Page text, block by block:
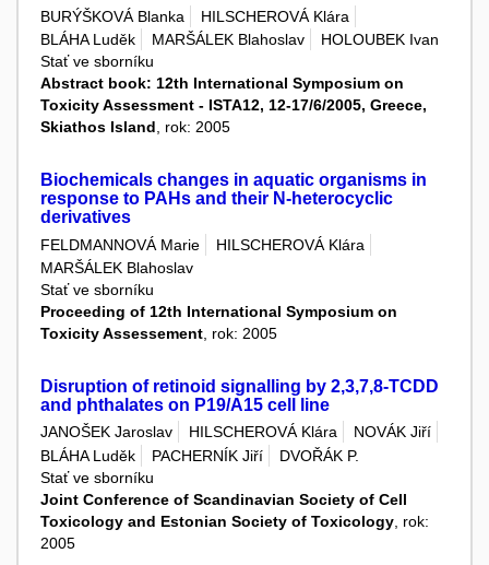
BURÝŠKOVÁ Blanka
HILSCHEROVÁ Klára
BLÁHA Luděk
MARŠÁLEK Blahoslav
HOLOUBEK Ivan
Stať ve sborníku
Abstract book: 12th International Symposium on
Toxicity Assessment - ISTA12, 12-17/6/2005, Greece,
Skiathos Island, rok: 2005
Biochemicals changes in aquatic organisms in
response to PAHs and their N-heterocyclic
derivatives
FELDMANNOVÁ Marie
HILSCHEROVÁ Klára
MARŠÁLEK Blahoslav
Stať ve sborníku
Proceeding of 12th International Symposium on
Toxicity Assessement , rok: 2005
Disruption of retinoid signalling by 2,3,7,8-TCDD
and phthalates on P19/A15 cell line
JANOŠEK Jaroslav HILSCHEROVÁ Klára
NOVÁK Jiří
BLÁHA Luděk
PACHERNÍK Jiří
DVOŘÁK P.
Stať ve sborníku
Joint Conference of Scandinavian Society of Cell
Toxicology and Estonian Society of Toxicology , rok:
2005